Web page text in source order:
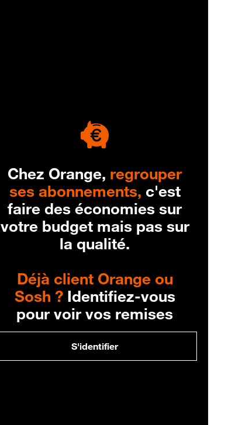
Chez Orange, regrouper
ses abonnements, c'est
faire des économies sur
votre budget mais pas sur
la qualité.
Déjà client Orange ou
Sosh ?Identifiez-vous
pour voir vos remises
S'identifier